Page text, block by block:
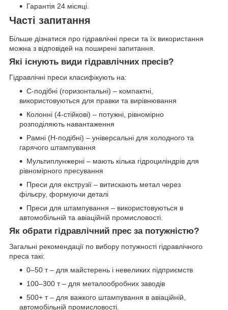
Гарантія 24 місяці.
Часті запитання
Більше дізнатися про гідравлічні преси та їх використання
можна з відповідей на поширені запитання.
Які існують види гідравлічних пресів?
Гідравлічні преси класифікують на:
C-подібні (горизонтальні) – компактні,
використовуються для правки та вирівнювання
Колонні (4-стійкові) – потужні, рівномірно
розподіляють навантаження
Рамні (H-подібні) – універсальні для холодного та
гарячого штампування
Мультиплунжерні – мають кілька гідроциліндрів для
рівномірного пресування
Преси для екструзії – витискають метал через
фільєру, формуючи деталі
Преси для штампування – використовуються в
автомобільній та авіаційній промисловості.
Як обрати гідравлічний прес за потужністю?
Загальні рекомендації по вибору потужності гідравлічного
преса такі:
0–50 т – для майстерень і невеликих підприємств
100–300 т – для металообробних заводів
500+ т – для важкого штампування в авіаційній,
автомобільній промисловості.